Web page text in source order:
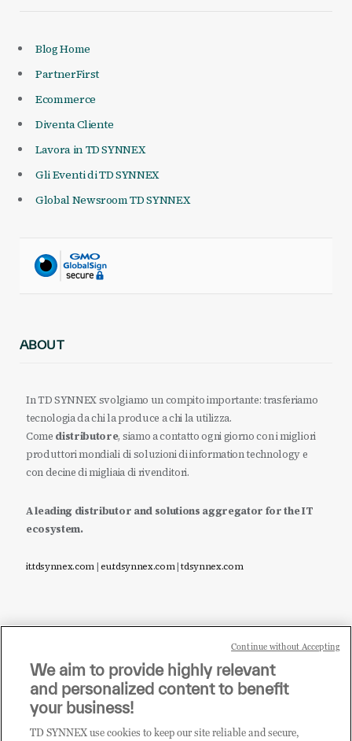
Blog Home
PartnerFirst
Ecommerce
Diventa Cliente
Lavora in TD SYNNEX
Gli Eventi di TD SYNNEX
Global Newsroom TD SYNNEX
ABOUT
In TD SYNNEX svolgiamo un compito importante: trasferiamo
tecnologia da chi la produce a chi la utilizza.
Come distributore, siamo a contatto ogni giorno con i migliori
produttori mondiali di soluzioni di information technology e
con decine di migliaia di rivenditori.
A leading distributor and solutions aggregator for the IT
ecosystem.
it.tdsynnex.com|eu.tdsynnex.com|tdsynnex.com
Sei un rivenditore di tecnologia e desideri acquistare
i prodotti o le soluzioni trattate sul blog?
CLICCA QUI E DIVENTA
CLIENTE TD SYNNEX
We aim to provide highly relevant
and personalized content to benefit
your business!
TD SYNNEX use cookies to keep our site reliable and secure,
Continue without Accepting